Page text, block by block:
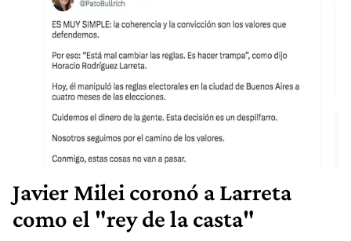
Javier Milei coronó a Larreta
como el "rey de la casta"